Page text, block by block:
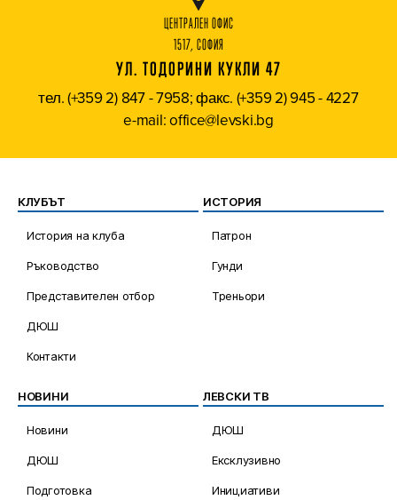
ЦЕНТРАЛЕН ОФИС
1517, СОФИЯ
УЛ. ТОДОРИНИ КУКЛИ 47
тел. (+359 2) 847 - 7958; факс. (+359 2) 945 - 4227
e-mail: office@levski.bg
КЛУБЪТ
История на клуба
Ръководство
Представителен отбор
ДЮШ
Контакти
ИСТОРИЯ
Патрон
Гунди
Треньори
НОВИНИ
Новини
ДЮШ
Подготовка
ЛЕВСКИ ТВ
ДЮШ
Ексклузивно
Инициативи